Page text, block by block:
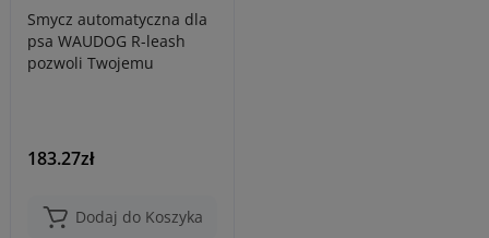
Smycz automatyczna dla
psa WAUDOG R-leash
pozwoli Twojemu
183.27zł
Dodaj do Koszyka